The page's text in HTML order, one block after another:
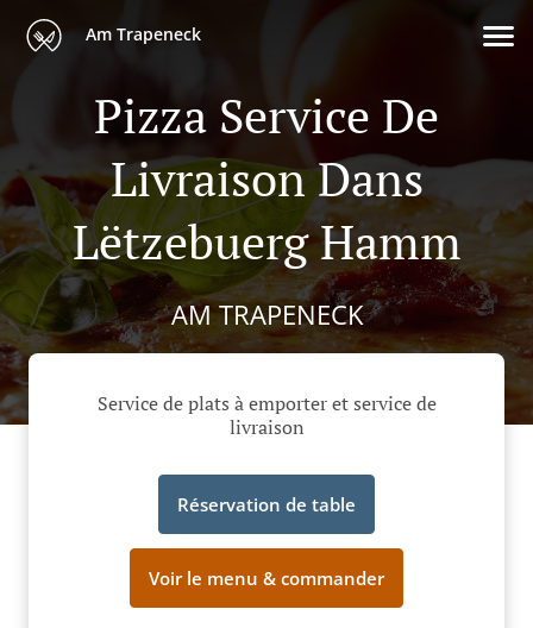
Am Trapeneck
Pizza Service De
Livraison Dans
Lëtzebuerg Hamm
AM TRAPENECK
Service de plats à emporter et service de
livraison
Réservation de table
Voir le menu & commander